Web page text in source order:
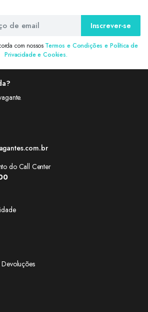
Inscrever-se
com nossos Termos e Condições e Política de
Privacidade e Cookies.
do Call Center